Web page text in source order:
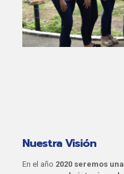
Nuestra Visión
En el año 2020 seremos